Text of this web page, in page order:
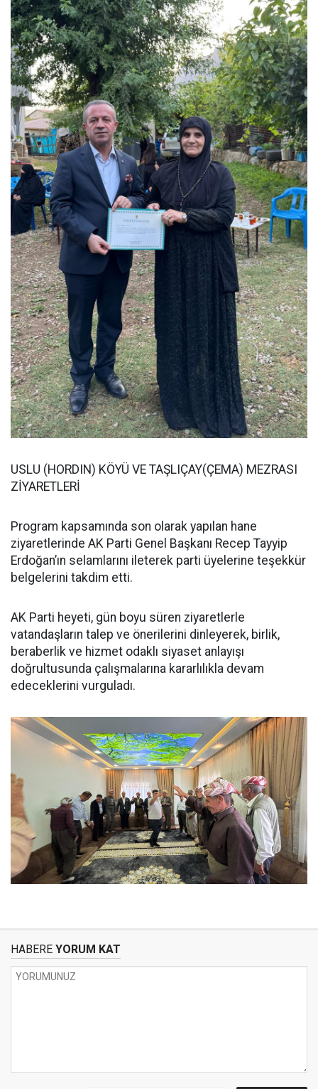
USLU (HORDIN) KÖYÜ VE TAŞLIÇAY(ÇEMA) MEZRASI
ZİYARETLERİ
Program kapsamında son olarak yapılan hane
ziyaretlerinde AK Parti Genel Başkanı Recep Tayyip
Erdoğan’ın selamlarını ileterek parti üyelerine teşekkür
belgelerini takdim etti.
AK Parti heyeti, gün boyu süren ziyaretlerle
vatandaşların talep ve önerilerini dinleyerek, birlik,
beraberlik ve hizmet odaklı siyaset anlayışı
doğrultusunda çalışmalarına kararlılıkla devam
edeceklerini vurguladı.
HABERE YORUM KAT